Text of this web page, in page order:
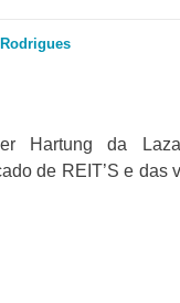
Hartung da
de REIT’S e das